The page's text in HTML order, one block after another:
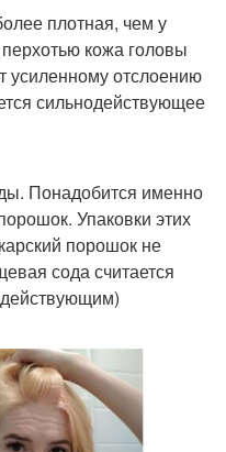
плотная, чем у
кожа головы
усиленному отслоению
сильнодействующее
Понадобится именно
Упаковки этих
порошок не
сода считается